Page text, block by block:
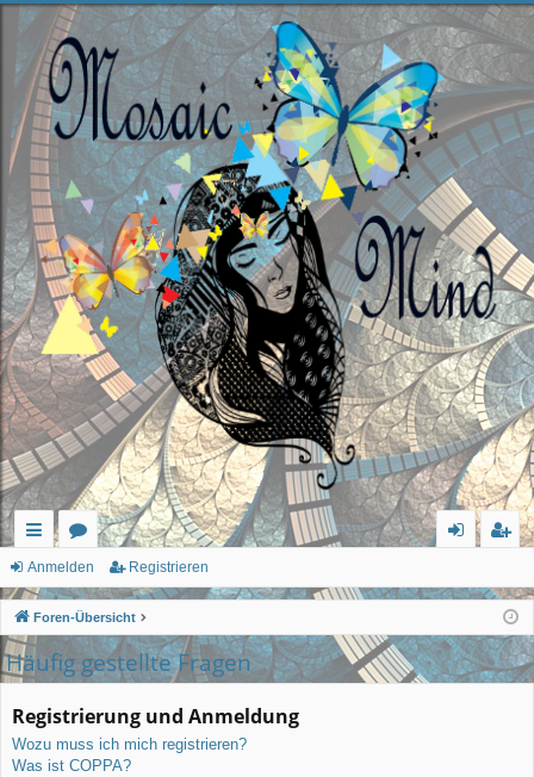
ch
ne
llz
ug
rif
f
or
en
m
el
de
ist
rie
re
Anmelden Registrieren
Foren-Übersicht
Häufig gestellte Fragen
Registrierung und Anmeldung
Wozu muss ich mich registrieren?
Was ist COPPA?